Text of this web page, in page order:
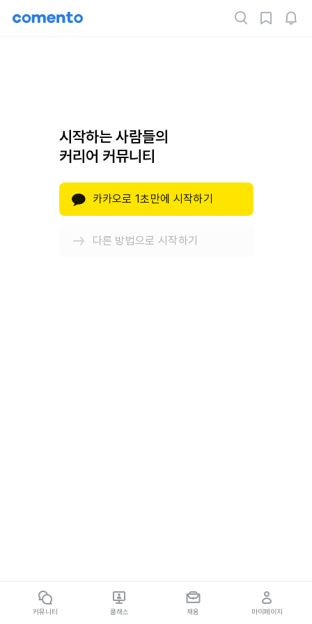
시작하는 사람들의
커리어 커뮤니티
카카오로 1초만에 시작하기
다른 방법으로 시작하기
커뮤니티 클래스 채용 마이페이지